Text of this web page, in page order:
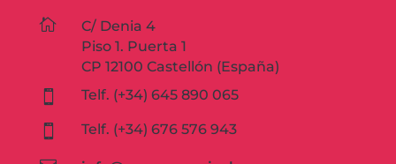

C/ Denia 4
Piso 1. Puerta 1
CP 12100 Castellón (España)

Telf. (+34) 645 890 065
 Telf. (+34) 676 576 943